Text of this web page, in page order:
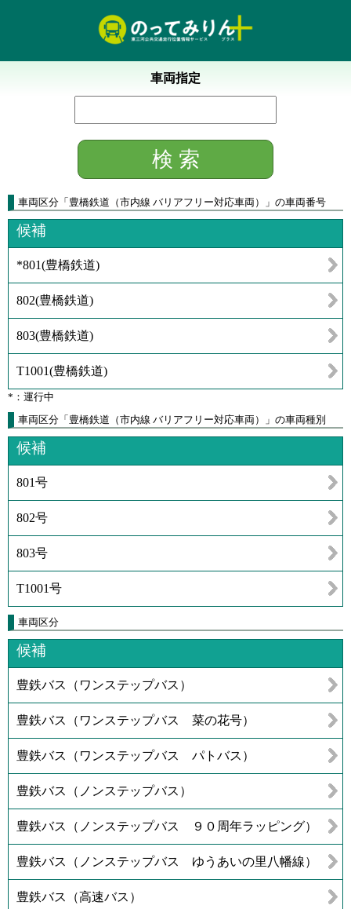
車両指定
車両区分 「 豊橋鉄道（市内線 バリアフリー対応車両） 」 の車両番号
候補
*801(豊橋鉄道)
802(豊橋鉄道)
803(豊橋鉄道)
T1001(豊橋鉄道)
*：運行中
車両区分「豊橋鉄道（市内線 バリアフリー対応車両）」の車両種別
候補
801号
802号
803号
T1001号
車両区分
候補
豊鉄バス（ワンステップバス）
豊鉄バス（ワンステップバス 菜の花号）
豊鉄バス（ワンステップバス パトバス）
豊鉄バス（ノンステップバス）
豊鉄バス（ノンステップバス ９０周年ラッピング）
豊鉄バス（ノンステップバス ゆうあいの里八幡線）
豊鉄バス（高速バス）